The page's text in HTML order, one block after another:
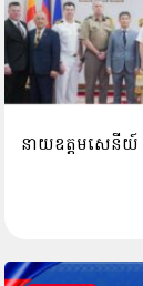
នាយឧត្តមសេនី